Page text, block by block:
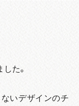
た。
いデザインのチ